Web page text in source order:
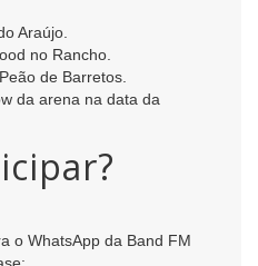
Araújo.
no Rancho.
de Barretos.
da arena na data da
o WhatsApp da Band FM